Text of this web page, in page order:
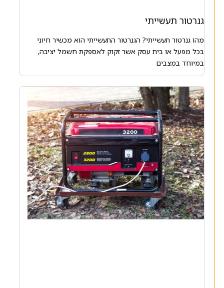
גנרטור תעשייתי
מהו גנרטור תעשייתי? הגנרטור התעשייתי הוא מכשיר חיוני
בכל מפעל או בית עסק אשר זקוק לאספקת חשמל יציבה,
במיוחד במצבים